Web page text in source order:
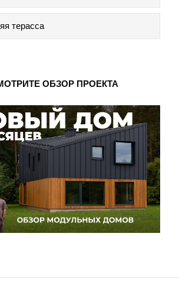
терасса
ОБЗОР ПРОЕКТА